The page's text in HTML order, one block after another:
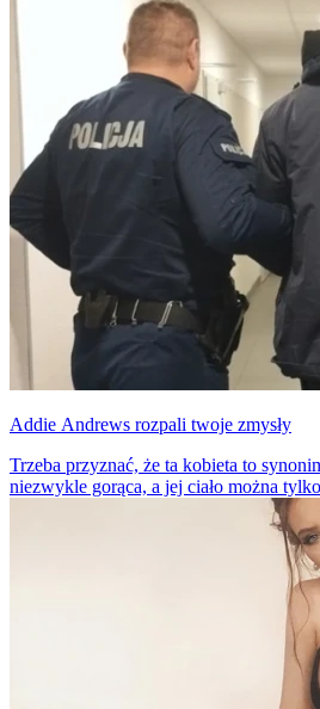
Addie Andrews rozpali twoje zmysły
Trzeba przyznać, że ta kobieta to
niezwykle gorąca, a jej ciało można